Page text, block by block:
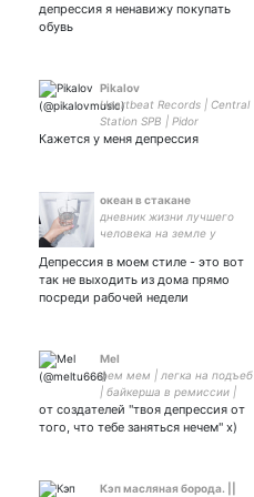
депрессия я ненавижу покупать
обувь
Pikalov
Heartbeat Records | Central
Station SPB | Pidor
Кажется у меня депрессия
океан в стакане
дневник жизни лучшего
человека на земле у
не думаю и вам не
советую // #ЭСИ #ЛЭФВ
Депрессия в моем стиле - это вот
так не выходить из дома прямо
посреди рабочей недели
Mel
фем мем | легка на подъеб
| байкерша в ремиссии |
питаюсь несквиком и
милостью Сатаны 🖤
от создателей "твоя депрессия от
того, что тебе заняться нечем" х)
Кэп масляная борода. ||